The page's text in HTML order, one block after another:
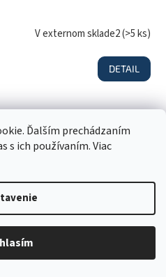
Ďalším prechádzaním
s ich používaním. Viac
V externom sklade2(>5 ks)
DETAIL